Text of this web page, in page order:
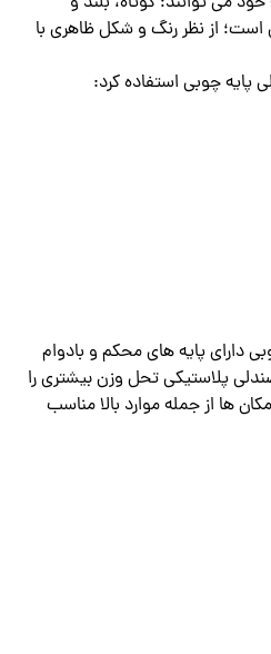
از نظر رنگ و شکل ظاهری با
پایه چوبی استفاده کرد:
دارای پایه های محکم و بادوام
پلاستیکی تحل وزن بیشتری را
ها از جمله موارد بالا مناسب